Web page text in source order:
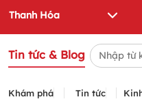
Tin tức & Blog
Khám phá Tin tức